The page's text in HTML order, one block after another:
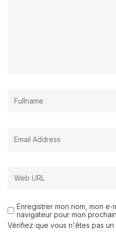
Enregistrer mon nom, mon e-
navigateur pour mon
Vérifiez que vous n'êtes pas